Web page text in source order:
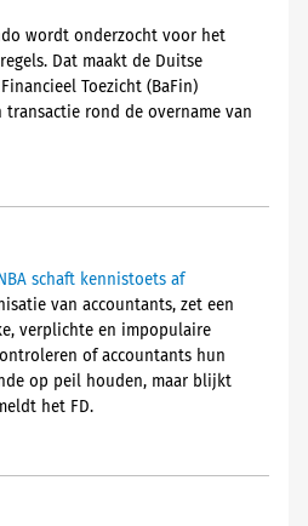
wordt onderzocht voor het
Dat maakt de Duitse
Toezicht (BaFin)
transactie rond de overname van
schaft kennistoets af
van accountants, zet een
verplichte en impopulaire
of accountants hun
op peil houden, maar blijkt
het FD.